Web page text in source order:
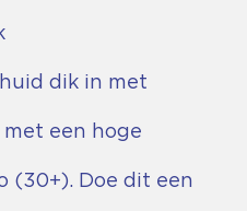
dik in met
een hoge
(30+). Doe dit een